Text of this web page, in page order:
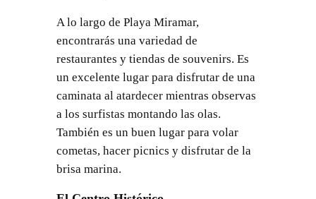
A lo largo de Playa Miramar,
encontrarás una variedad de
restaurantes y tiendas de souvenirs. Es
un excelente lugar para disfrutar de una
caminata al atardecer mientras observas
a los surfistas montando las olas.
También es un buen lugar para volar
cometas, hacer picnics y disfrutar de la
brisa marina.